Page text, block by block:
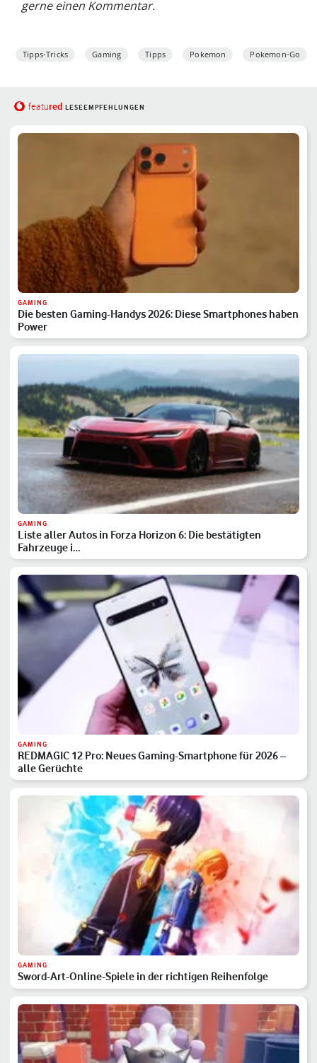
gerne einen Kommentar.
Tipps-Tricks Gaming Tipps Pokemon Pokemon-Go
featured LESEEMPFEHLUNGEN
GAMING
Die besten Gaming-Handys 2026: Diese Smartphones haben
Power
GAMING
Liste aller Autos in Forza Horizon 6: Die bestätigten
Fahrzeuge i…
GAMING
REDMAGIC 12 Pro: Neues Gaming-Smartphone für 2026 –
alle Gerüchte
GAMING
Sword-Art-Online-Spiele in der richtigen Reihenfolge